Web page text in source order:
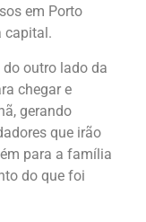
em Porto
capital.
outro lado da
chegar e
gerando
que irão
para a família
do que foi